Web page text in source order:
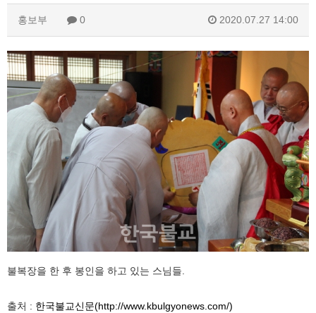
홍보부 0 2020.07.27 14:00
불복장을 한 후 봉인을 하고 있는 스님들.
출처 : 한국불교신문(http://www.kbulgyonews.com/)